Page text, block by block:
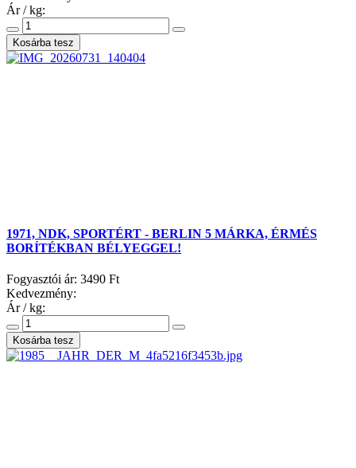
Ár / kg:
1971, NDK, SPORTÉRT - BERLIN 5 MÁRKA, ÉRMÉS
BORÍTÉKBAN BÉLYEGGEL!
Fogyasztói ár: 3490 Ft
Kedvezmény:
Ár / kg: